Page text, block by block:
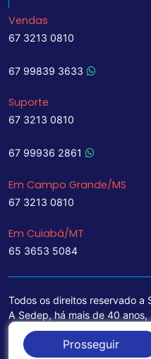
Vendas
67 3213 0810
67 99839 3633
Suporte
67 3213 0810
67 99936 2861
Em Campo Grande/MS
67 3213 0810
Em Cuiabá/MT
65 3653 5084
Todos os direitos reservado
A Sedep, há mais de 40
treinamento de funcionários e
ponta para a ampliação de
Prosseguir